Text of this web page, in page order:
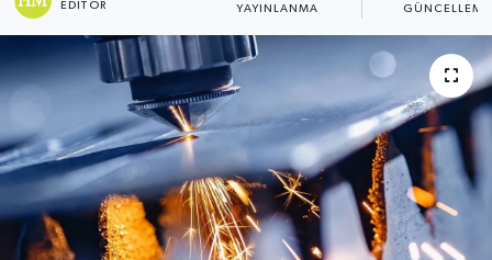
EDITÖR YAYINLANMA GÜNCELLEME
MAGAZİN
SPOR